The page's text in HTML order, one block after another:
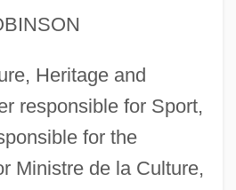
Heritage and
responsible for Sport,
for the
Ministre de la Culture,